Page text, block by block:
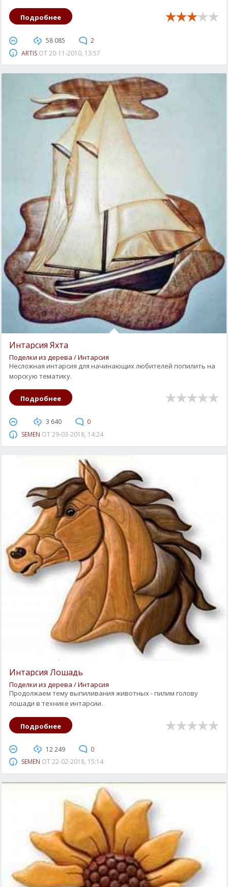
Подробнее
58 085
2
ARTISОТ20-11-2010, 13:57
Интарсия Яхта
Поделки из дерева /Интарсия
Несложная интарсия для начинающих любителей попилить на
морскую тематику.
Подробнее
3 640
0
SEMEN ОТ29-03-2018, 14:24
Интарсия Лошадь
Поделки из дерева /Интарсия
Продолжаем тему выпиливания животных - пилим голову
лошади в технике интарсии.
Подробнее
12 249
0
SEMEN ОТ22-02-2018, 15:14